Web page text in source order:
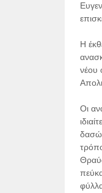
Η
νέου
Οι